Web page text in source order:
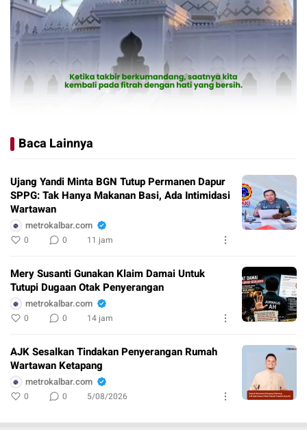
Baca Lainnya
Ujang Yandi Minta BGN Tutup Permanen Dapur
SPPG: Tak Hanya Makanan Basi, Ada Intimidasi
Wartawan
metrokalbar.com
0 0 11 jam
Mery Susanti Gunakan Klaim Damai Untuk
Tutupi Dugaan Otak Penyerangan
metrokalbar.com
0 0 14 jam
AJK Sesalkan Tindakan Penyerangan Rumah
Wartawan Ketapang
metrokalbar.com
0 0 5/08/2026